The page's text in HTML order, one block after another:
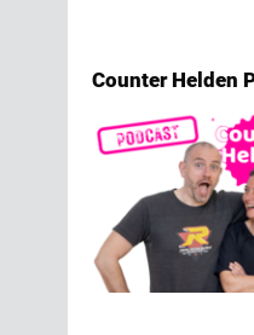
Counter Helden